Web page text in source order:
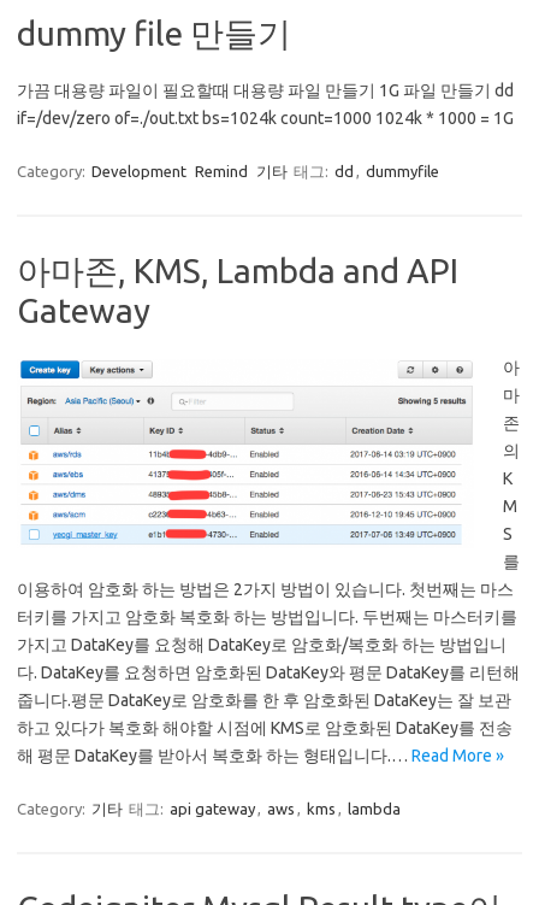
dummy file 만들기
가끔 대용량 파일이 필요할때 대용량 파일 만들기 1G 파일 만들기 dd
if=/dev/zero of=./out.txt bs=1024k count=1000 1024k * 1000 = 1G
Category: Development Remind 기타 태그: dd , dummyfile
아마존, KMS, Lambda and API
Gateway
아
마
존
의
K
M
S
를
이용하여 암호화 하는 방법은 2가지 방법이 있습니다. 첫번째는 마스
터키를 가지고 암호화 복호화 하는 방법입니다. 두번째는 마스터키를
가지고 DataKey를 요청해 DataKey로 암호화/복호화 하는 방법입니
다. DataKey를 요청하면 암호화된 DataKey와 평문 DataKey를 리턴해
줍니다.평문 DataKey로 암호화를 한 후 암호화된 DataKey는 잘 보관
하고 있다가 복호화 해야할 시점에 KMS로 암호화된 DataKey를 전송
해 평문 DataKey를 받아서 복호화 하는 형태입니다.… Read More »
Category: 기타 태그: api gateway, aws , kms , lambda